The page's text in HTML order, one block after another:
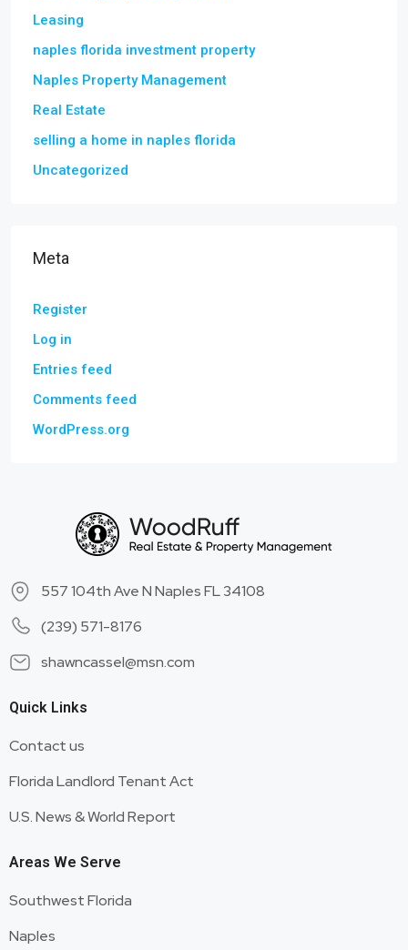
Leasing
naples florida investment property
Naples Property Management
Real Estate
selling a home in naples florida
Uncategorized
Meta
Register
Log in
Entries feed
Comments feed
WordPress.org
557 104th Ave N Naples FL 34108
(239) 571-8176
shawncassel@msn.com
Quick Links
Contact us
Florida Landlord Tenant Act
U.S. News & World Report
Areas We Serve
Southwest Florida
Naples